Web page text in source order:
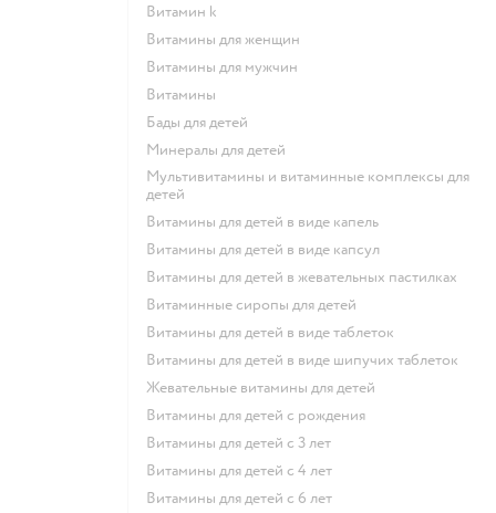
Витамин k
Витамины для женщин
Витамины для мужчин
Витамины
Бады для детей
Минералы для детей
Мультивитамины и витаминные комплексы для
детей
Витамины для детей в виде капель
Витамины для детей в виде капсул
Витамины для детей в жевательных пастилках
Витаминные сиропы для детей
Витамины для детей в виде таблеток
Витамины для детей в виде шипучих таблеток
Жевательные витамины для детей
Витамины для детей с рождения
Витамины для детей с 3 лет
Витамины для детей с 4 лет
Витамины для детей с 6 лет